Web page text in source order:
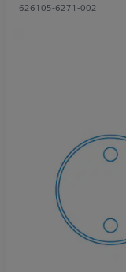
626105-6271-002